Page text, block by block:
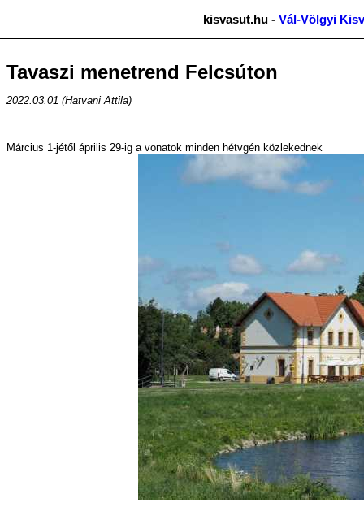
kisvasut.hu - Vál-Völgyi
Tavaszi menetrend Felcsúton
2022.03.01 (Hatvani Attila)
Március 1-jétől április 29-ig a vonatok minden hétvgén közlekednek